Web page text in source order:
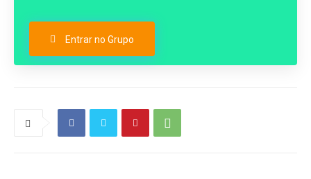
Entrar no Grupo